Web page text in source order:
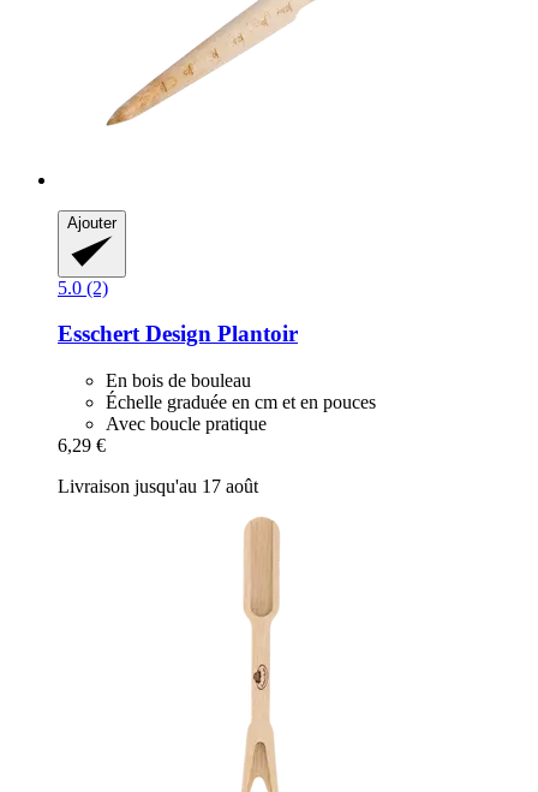
Ajouter
5.0 (2)
Esschert Design Plantoir
En bois de bouleau
Échelle graduée en cm et en pouces
Avec boucle pratique
6,29 €
Livraison jusqu'au 17 août